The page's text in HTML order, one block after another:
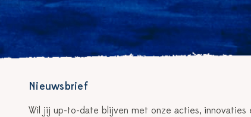
Nieuwsbrief
Wil jij up-to-date blijven met onze acties, innovaties